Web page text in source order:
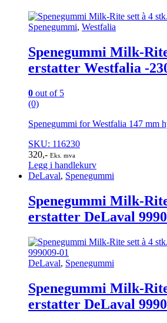
Spenegummi, Westfalia
Spenegummi Milk-
erstatter Westfalia -
0 out of 5
(0)
Spenegummi for Westfalia 147 mm
SKU: 116230
320,- Eks. mva
Legg i handlekurv
DeLaval, Spenegummi
Spenegummi Milk-
erstatter DeLaval
DeLaval, Spenegummi
Spenegummi Milk-
erstatter DeLaval